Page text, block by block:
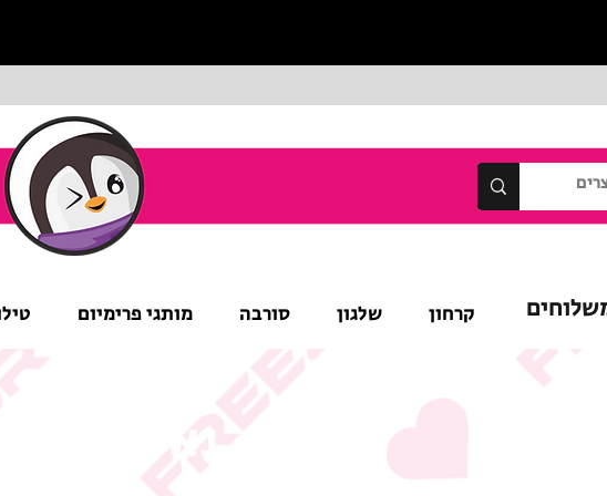
קרחון שלגון סורבה מותגי פרימיום
נא לשים